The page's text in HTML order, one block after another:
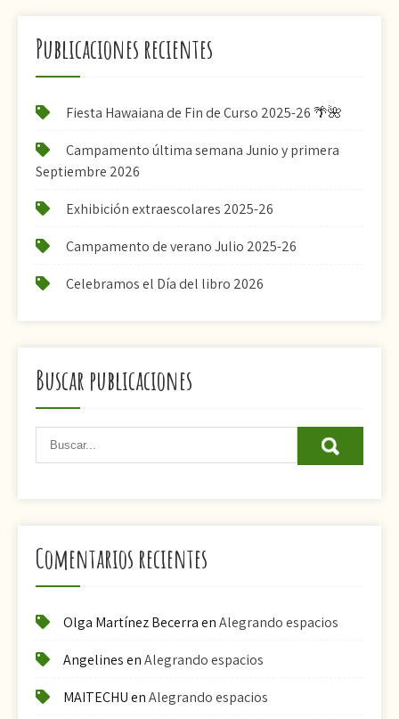
Publicaciones recientes
Fiesta Hawaiana de Fin de Curso 2025-26 🌴🌺
Campamento última semana Junio y primera
Septiembre 2026
Exhibición extraescolares 2025-26
Campamento de verano Julio 2025-26
Celebramos el Día del libro 2026
Buscar publicaciones
Comentarios recientes
Olga Martínez BecerraenAlegrando espacios
AngelinesenAlegrando espacios
MAITECHUenAlegrando espacios